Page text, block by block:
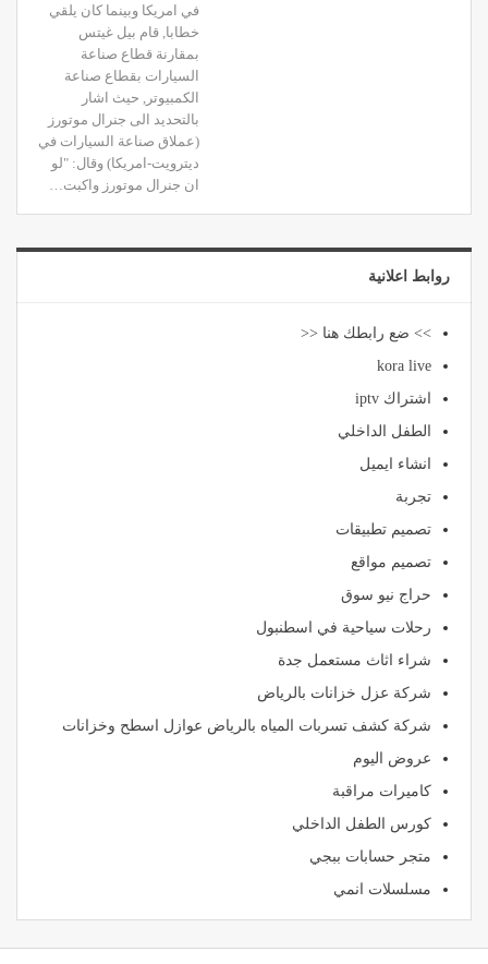
في امريكا وبينما كان يلقي
خطابا, قام بيل غيتس
بمقارنة قطاع صناعة
السيارات بقطاع صناعة
الكمبيوتر, حيث اشار
بالتحديد الى جنرال موتورز
(عملاق صناعة السيارات في
ديترويت-امريكا) وقال: "لو
ان جنرال موتورز واكبت…
روابط اعلانية
>> ضع رابطك هنا <<
kora live
اشتراك iptv
الطفل الداخلي
انشاء ايميل
تجربة
تصميم تطبيقات
تصميم مواقع
حراج نيو سوق
رحلات سياحية في اسطنبول
شراء اثاث مستعمل جدة
شركة عزل خزانات بالرياض
شركة كشف تسربات المياه بالرياض عوازل اسطح وخزانات
عروض اليوم
كاميرات مراقبة
كورس الطفل الداخلي
متجر حسابات ببجي
مسلسلات انمي